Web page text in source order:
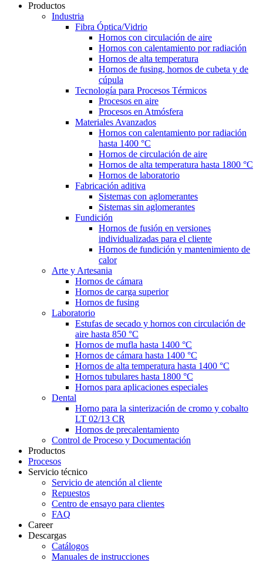
Productos
Industria
Fibra Óptica/Vidrio
Hornos con circulación de aire
Hornos con calentamiento por radiación
Hornos de alta temperatura
Hornos de fusing, hornos de cubeta y de
cúpula
Tecnología para Procesos Térmicos
Procesos en aire
Procesos en Atmósfera
Materiales Avanzados
Hornos con calentamiento por radiación
hasta 1400 °C
Hornos de circulación de aire
Hornos de alta temperatura hasta 1800 °C
Hornos de laboratorio
Fabricación aditiva
Sistemas con aglomerantes
Sistemas sin aglomerantes
Fundición
Hornos de fusión en versiones
individualizadas para el cliente
Hornos de fundición y mantenimiento de
calor
Arte y Artesania
Hornos de cámara
Hornos de carga superior
Hornos de fusing
Laboratorio
Estufas de secado y hornos con circulación de
aire hasta 850 °C
Hornos de mufla hasta 1400 °C
Hornos de cámara hasta 1400 °C
Hornos de alta temperatura hasta 1400 °C
Hornos tubulares hasta 1800 °C
Hornos para aplicaciones especiales
Dental
Horno para la sinterización de cromo y cobalto
LT 02/13 CR
Hornos de precalentamiento
Control de Proceso y Documentación
Productos
Procesos
Servicio técnico
Servicio de atención al cliente
Repuestos
Centro de ensayo para clientes
FAQ
Career
Descargas
Catálogos
Manuales de instrucciones